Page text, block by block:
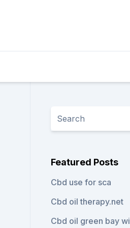
Featured Posts
Cbd use for sca
Cbd oil therapy.net
Cbd oil green bay wi